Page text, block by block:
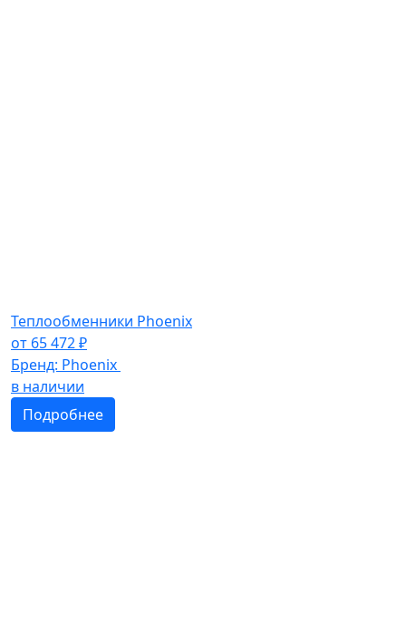
Теплообменники Phoenix
от 65 472₽
Бренд: Phoenix
в наличии
Подробнее